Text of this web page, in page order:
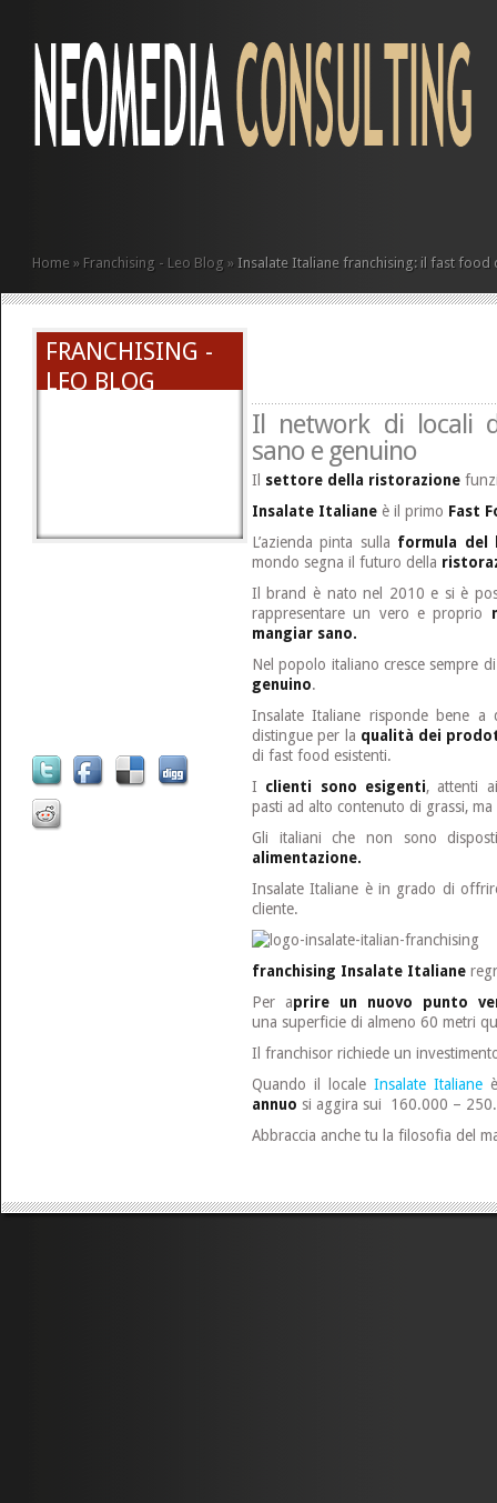
Home » Franchising - Leo Blog » Insalate Italiane franchising: il fast food
FRANCHISING -
LEO BLOG
Il network di locali
sano e genuino
Il settore della ristorazione
Insalate Italianeè il primo Fast
L’azienda pinta sulla formula del
mondo segna il futuro della
Il brand è nato nel 2010 e si è
rappresentare un vero e proprio
mangiar sano.
Nel popolo italiano cresce sempre
genuino.
Insalate Italiane risponde bene a
distingue per la qualità dei
di fast food esistenti.
I clienti sono esigenti, attenti
pasti ad alto contenuto di grassi,
Gli italiani che non sono
alimentazione.
Insalate Italiane è in grado di
cliente.
franchising Insalate Italiane
Per aprire un nuovo punto
una superficie di almeno 60 metri
Il franchisor richiede un
Quando il localeInsalate Italiane
annuo si aggira sui 160.000 –
Abbraccia anche tu la filosofia del